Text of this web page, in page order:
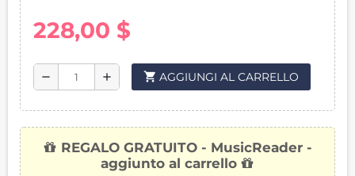
228,00 $
remove add shopping_cart AGGIUNGI AL CARRELLO
REGALO GRATUITO - MusicReader -
aggiunto al carrello